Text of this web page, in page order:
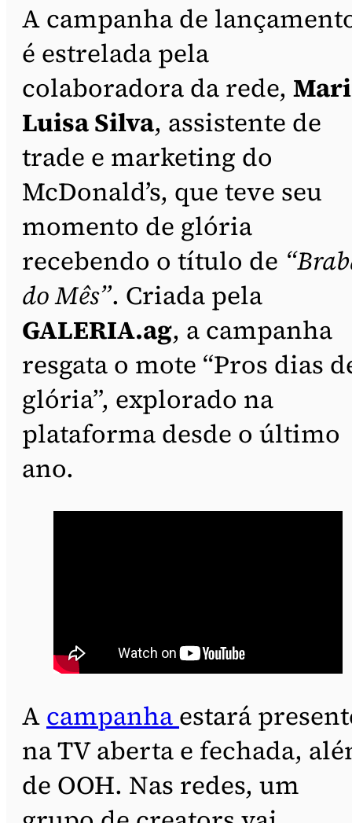
A campanha de
é estrelada pela
colaboradora da rede,
Luisa Silva, assistente de
trade e marketing do
McDonald’s, que teve seu
momento de glória
recebendo o título de
do Mês”. Criada pela
GALERIA.ag, a campanha
resgata o mote “Pros dias
glória”, explorado na
plataforma desde o último
ano.
A campanha estará
na TV aberta e fechada,
de OOH. Nas redes, um